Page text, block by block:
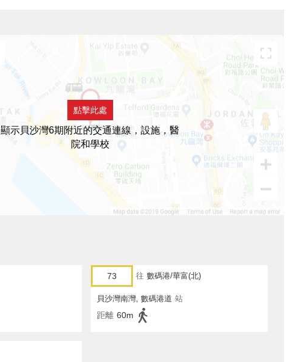
點擊此處
顯示貝沙灣6期附近的交通連線，設施，醫
院和學校
73 往 數碼港/華富(北)
貝沙灣南灣, 數碼港道 站
距離 60m